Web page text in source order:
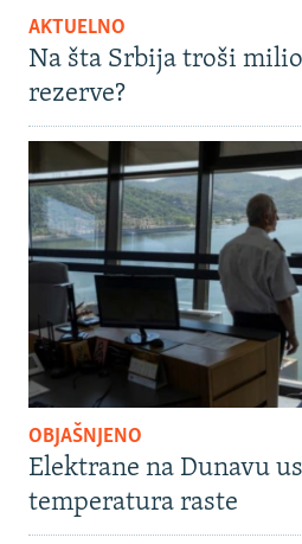
AKTUELNO
Na šta Srbija troši
rezerve?
OBJAŠNJENO
Elektrane na Dunavu
temperatura raste